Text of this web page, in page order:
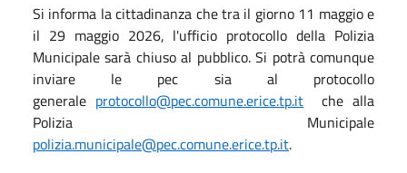
Si informa la cittadinanza che tra il giorno 11 maggio e
il 29 maggio 2026, l'ufficio protocollo della Polizia
Municipale sarà chiuso al pubblico. Si potrà comunque
inviare le pec sia al protocollo
generale protocollo@pec.comune.erice.tp.it che alla
Polizia Municipale
polizia.municipale@pec.comune.erice.tp.it.